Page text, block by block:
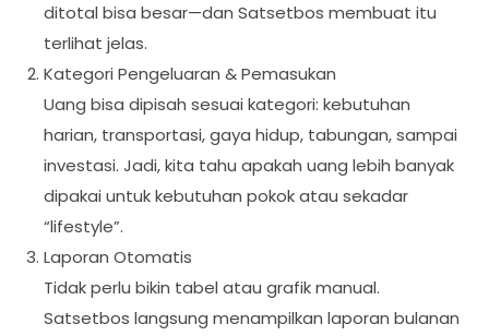
ditotal bisa besar—dan Satsetbos membuat itu
terlihat jelas.
Kategori Pengeluaran & Pemasukan
Uang bisa dipisah sesuai kategori: kebutuhan
harian, transportasi, gaya hidup, tabungan, sampai
investasi. Jadi, kita tahu apakah uang lebih banyak
dipakai untuk kebutuhan pokok atau sekadar
“lifestyle”.
Laporan Otomatis
Tidak perlu bikin tabel atau grafik manual.
Satsetbos langsung menampilkan laporan bulanan